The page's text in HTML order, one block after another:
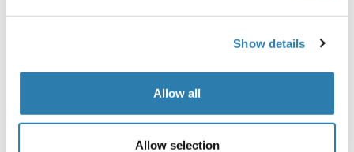
Show details
Allow all
Allow selection
Stockage
(cache)